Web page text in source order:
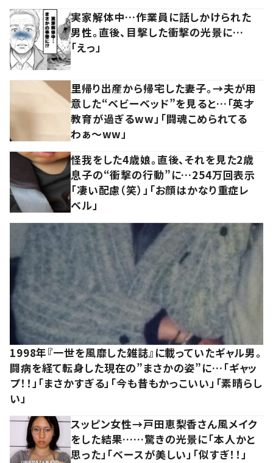
実家解体中…作業員に話しかけられた
男性。直後、目撃した衝撃の光景に…
「えっ」
里帰り出産から帰宅した妻子。→夫が用
意した“ベビーベッド”を見ると…「英才
教育が過ぎるww」「闘魂こめられてる
わぁ～ww」
怪我をした4歳娘。直後、それを見た2歳
息子の“衝撃の行動”に…254万回表示
「凄い配慮（笑）」「お顔はかなり重症レ
ベル」
1998年『一世を風靡した雑誌』に載っていたギャル男。
闘病を経て転身した現在の”まさかの姿”に…「ギャッ
プ！！」「まさかすぎる」「今も昔もかっこいい」「素晴らし
い」
スッピン女性→戸田恵梨香さん風メイク
をした結果……驚きの光景に「本人かと
思った」「ベースが美しい」「似すぎ！！」